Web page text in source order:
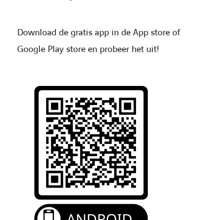
Download de gratis app in de App store of
Google Play store en probeer het uit!